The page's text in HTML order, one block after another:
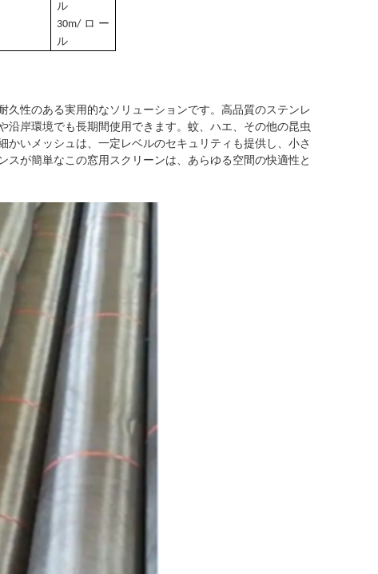
ル
30m/ロー
ル
性のある実用的なソリューションです。高品質のステンレ
岸環境でも長期間使用できます。蚊、ハエ、その他の昆虫
いメッシュは、一定レベルのセキュリティも提供し、小さ
が簡単なこの窓用スクリーンは、あらゆる空間の快適性と